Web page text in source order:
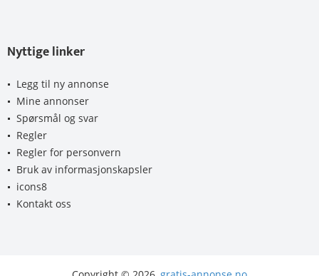
Nyttige linker
Legg til ny annonse
Mine annonser
Spørsmål og svar
Regler
Regler for personvern
Bruk av informasjonskapsler
icons8
Kontakt oss